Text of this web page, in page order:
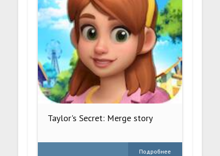
Taylor's Secret: Merge story
Подробнее